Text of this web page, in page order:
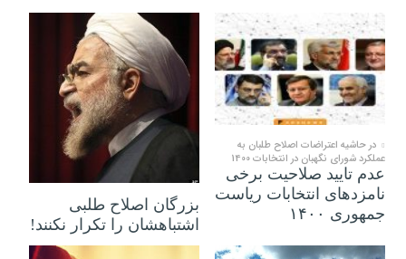
| نازکبین
۰۴ خرداد ۱۴۰۰
در حاشیه اعتراضات اصلاح طلبان به
عملکرد شورای نگهبان در انتخابات 1400
عدم تایید صلاحیت برخی
نامزدهای انتخابات ریاست
جمهوری ۱۴۰۰
بزرگان اصلاح طلبی
اشتباهشان را تکرار نکنند!